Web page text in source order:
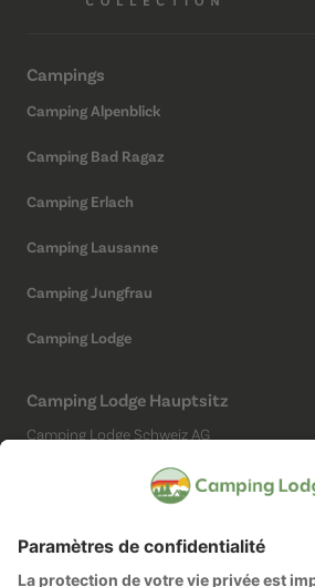
Campings
Camping Alpenblick
Camping Bad Ragaz
Camping Erlach
Camping Lausanne
Camping Jungfrau
Camping Lodge
Camping Lodge Hauptsitz
Camping Lodge Schweiz AG
Réseaux sociaux